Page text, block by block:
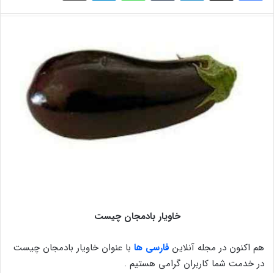
خاویار بادمجان چیست
هم اکنون در مجله آنلاین فارسی ها با عنوان خاویار بادمجان چیست
در خدمت شما کاربران گرامی هستیم .